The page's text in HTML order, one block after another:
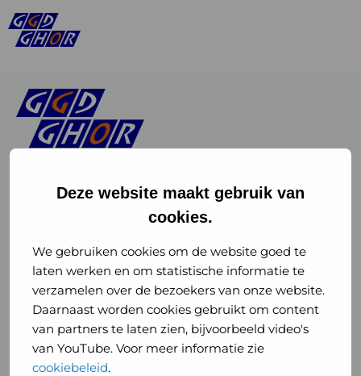
Deze website maakt gebruik van
cookies.
We gebruiken cookies om de website goed te
laten werken en om statistische informatie te
verzamelen over de bezoekers van onze website.
Daarnaast worden cookies gebruikt om content
van partners te laten zien, bijvoorbeeld video's
van YouTube. Voor meer informatie zie
cookiebeleid.
of
GGD
GHOR
Nederland
Instagram
of
GGD
GHOR
Nederland
GGD Reizen op social media
GGD Reizen